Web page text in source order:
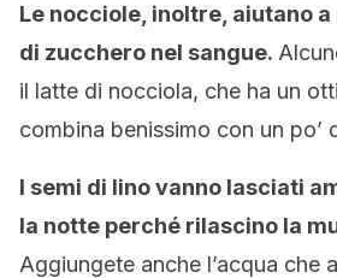
Le nocciole, inoltre, aiutano
di zucchero nel sangue.
il latte di nocciola, che ha un
combina benissimo con un po’
I semi di lino vanno lasciati
la notte perché rilascino la
Aggiungete anche l’acqua che